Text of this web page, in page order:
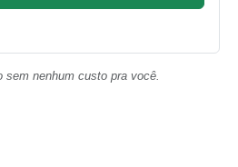
nenhum custo pra você.